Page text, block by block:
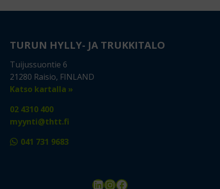
TURUN HYLLY- JA TRUKKITALO
Tuijussuontie 6
21280 Raisio, FINLAND
Katso kartalla »
02 4310 400
myynti@thtt.fi
041 731 9683
LinkedIn
Instagram
Facebook